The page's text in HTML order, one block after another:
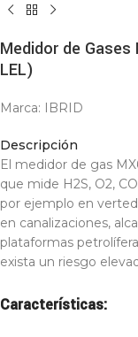
Medidor de Gases
LEL)
Marca: IBRID
Descripción
El medidor de gas
que mide H2S, O2,
por ejemplo en
en canalizaciones,
plataformas
exista un riesgo
Características: